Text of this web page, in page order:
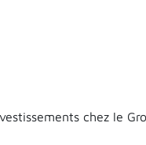
chez le